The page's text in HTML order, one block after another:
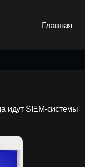
Главная
идут SIEM-системы